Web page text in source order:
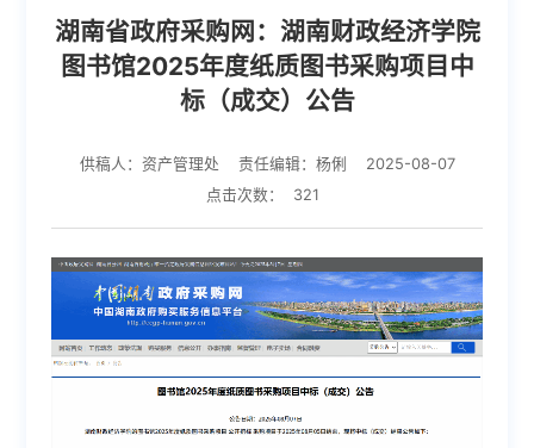
湖南省政府采购网：湖南财政经济学院
图书馆2025年度纸质图书采购项目中
标（成交）公告
供稿人：资产管理处 责任编辑：杨俐
2025-08-07
点击次数：
321